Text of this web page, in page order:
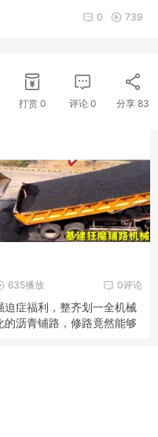
739
0
打赏 0 评论 0 分享 83
0评论
635播放
迫症福利，整齐划一全机械
的沥青铺路，修路竟然能够